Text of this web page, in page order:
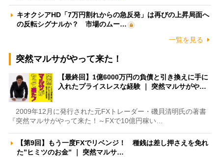
キオクシアHD「7万円割れからの急反発」は再びの上昇局面へ
の反転シグナルか？ 市場のムー…
一覧を見る
突然マルサがやって来た！
【最終回】1億6000万円の負債と引き換えに手に
入れたプライスレスな経験 ｜ 突然マルサがや…
2009年12月に発行された元FXトレーダー・磯貝清明氏の著書
『突然マルサがやって来た！～FXで10億円稼い…
【第9回】もう一度FXでリベンジ！ 種銭は差し押さえを免れ
た”ヒミツのお金” ｜ 突然マルサ…